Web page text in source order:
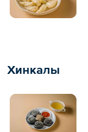
Хинкалы